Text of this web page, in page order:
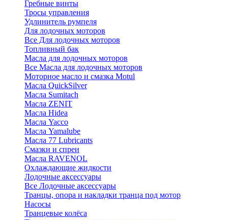
Гребные винты
Тросы управления
Удлинитель румпеля
Для лодочных моторов
Все Для лодочных моторов
Топливный бак
Масла для лодочных моторов
Все Масла для лодочных моторов
Моторное масло и смазка Motul
Масла QuickSilver
Масла Sumitach
Масла ZENIT
Масла Hidea
Масла Yacco
Масла Yamalube
Масла 77 Lubricants
Смазки и спреи
Масла RAVENOL
Охлаждающие жидкости
Лодочные аксессуары
Все Лодочные аксессуары
Транцы, опора и накладки транца под мотор
Насосы
Транцевые колёса